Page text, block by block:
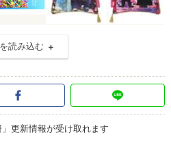
読み込む
更新情報が受け取れます